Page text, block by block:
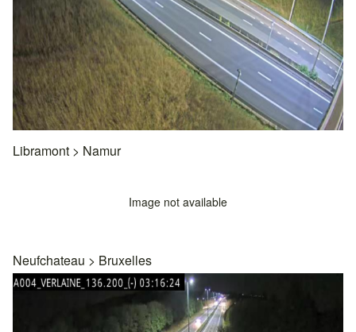
Libramont > Namur
Image not available
Neufchateau > Bruxelles